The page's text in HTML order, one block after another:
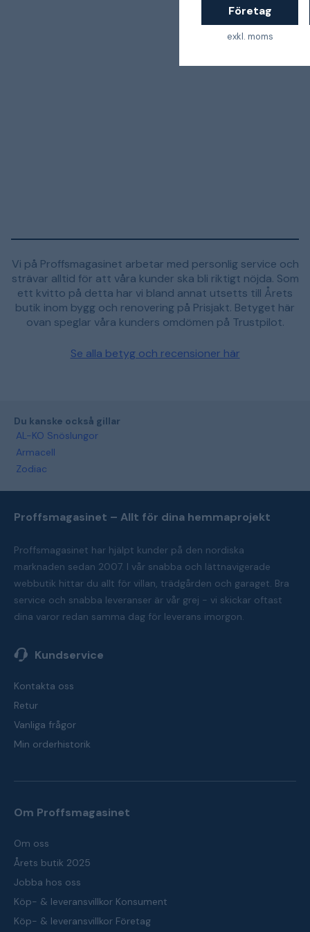
Företag
exkl. moms
Vi på Proffsmagasinet arbetar med personlig service och
strävar alltid för att våra kunder ska bli riktigt nöjda. Som
ett kvitto på detta har vi bland annat utsetts till Årets
butik inom bygg och renovering på Prisjakt. Betyget här
ovan speglar våra kunders omdömen på Trustpilot.
Se alla betyg och recensioner här
Du kanske också gillar
AL-KO Snöslungor
Armacell
Zodiac
Proffsmagasinet – Allt för dina hemmaprojekt
Proffsmagasinet har hjälpt kunder på den nordiska
marknaden sedan 2007. I vår snabba och lättnavigerade
webbutik hittar du allt för villan, trädgården och garaget. Bra
service och snabba leveranser är vår grej - vi skickar oftast
dina varor redan samma dag för leverans imorgon.
Kundservice
Kontakta oss
Retur
Vanliga frågor
Min orderhistorik
Om Proffsmagasinet
Om oss
Årets butik 2025
Jobba hos oss
Köp- & leveransvillkor Konsument
Köp- & leveransvillkor Företag